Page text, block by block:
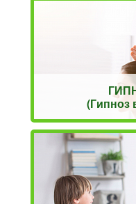
(Гипноз